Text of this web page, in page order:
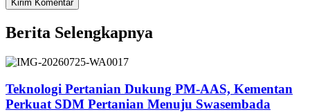
Berita Selengkapnya
Teknologi Pertanian Dukung PM-AAS, Kementan
Perkuat SDM Pertanian Menuju Swasembada